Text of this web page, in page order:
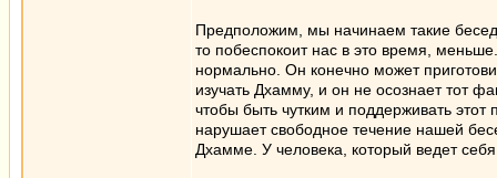
Предположим, мы начинаем такие
то побеспокоит нас в это время,
нормально. Он конечно может
изучать Дхамму, и он не осознает тот
чтобы быть чутким и поддерживать
нарушает свободное течение нашей
Дхамме. У человека, который ведет